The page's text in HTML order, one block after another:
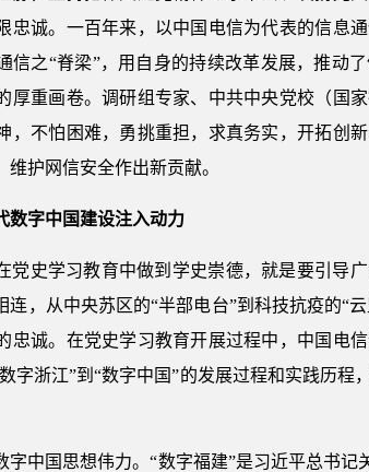
忠诚。一百年来，以中国电信为代表的信息
信之“脊梁”，用自身的持续改革发展，推动
厚重画卷。调研组专家、中共中央党校（国
，不怕困难，勇挑重担，求真务实，开拓创
护网信安全作出新贡献。
数字中国建设注入动力
党史学习教育中做到学史崇德，就是要引导
连，从中央苏区的“半部电台”到科技抗疫的“
忠诚。在党史学习教育开展过程中，中国电
字浙江”到“数字中国”的发展过程和实践历
字中国思想伟力。“数字福建”是习近平总书